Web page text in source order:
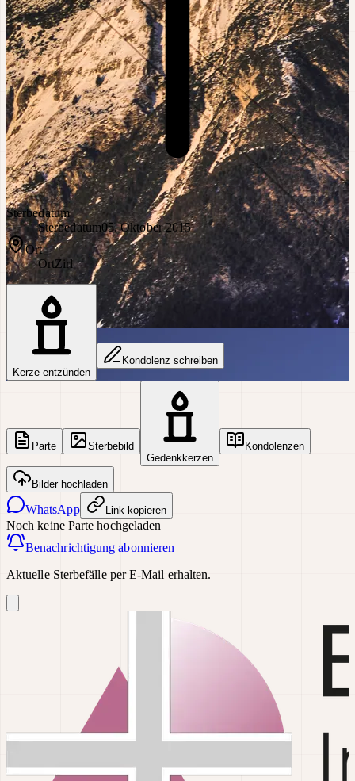
Sterbedatum
Sterbedatum05. Oktober 2015
Ort
OrtZirl
Kerze entzünden
Kondolenz schreiben
Parte
Sterbebild
Gedenkkerzen
Kondolenzen
Bilder hochladen
WhatsApp Link kopieren
Noch keine Parte hochgeladen
Benachrichtigung abonnieren
Aktuelle Sterbefälle per E-Mail erhalten.